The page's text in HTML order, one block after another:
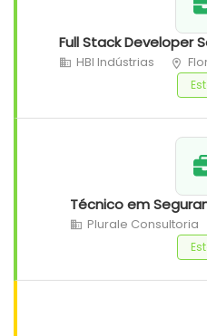
Full Stack Developer
HBI Indústrias
Técnico em
Plurale Consultoria